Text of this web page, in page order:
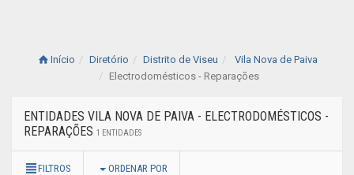
Início Diretório Distrito de Viseu
Vila Nova de Paiva
Electrodomésticos - Reparações
ENTIDADES VILA NOVA DE PAIVA - ELECTRODOMÉSTICOS -
REPARAÇÕES 1 ENTIDADES
FILTROS ORDENAR POR